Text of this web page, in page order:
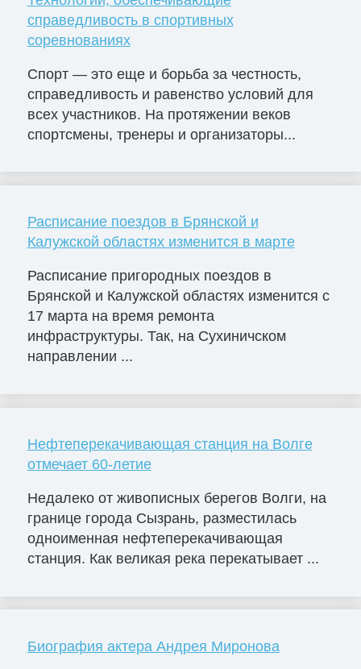
справедливость в спортивных
соревнованиях
Спорт — это еще и борьба за честность,
справедливость и равенство условий для
всех участников. На протяжении веков
спортсмены, тренеры и организаторы...
Расписание поездов в Брянской и
Калужской областях изменится в марте
Расписание пригородных поездов в
Брянской и Калужской областях изменится с
17 марта на время ремонта
инфраструктуры. Так, на Сухиничском
направлении ...
Нефтеперекачивающая станция на Волге
отмечает 60-летие
Недалеко от живописных берегов Волги, на
границе города Сызрань, разместилась
одноименная нефтеперекачивающая
станция. Как великая река перекатывает ...
Биография актера Андрея Миронова